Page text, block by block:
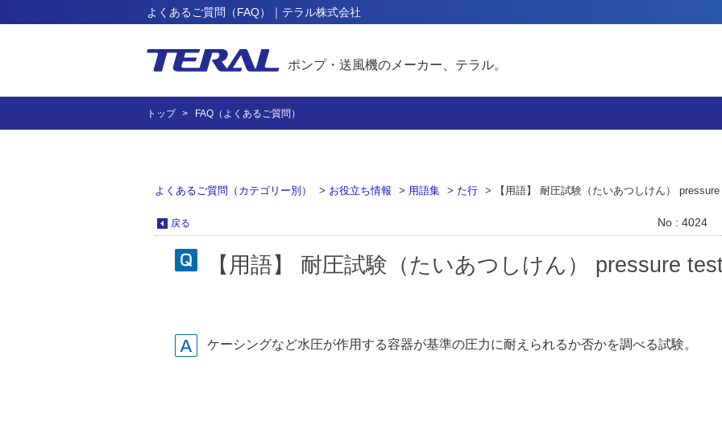
よくあるご質問（FAQ）｜テラル株式会社
ポンプ・送風機のメーカー、テラル。
トップ FAQ（よくあるご質問）
よくあるご質問（カテゴリー別） > お役立ち情報 > 用語集 > た行 > 【用語】 耐圧試験（たいあつしけん）
戻る No : 4024
【用語】 耐圧試験（たいあつしけん） pressure
ケーシングなど水圧が作用する容器が基準の圧力に耐えられるか否かを調べる試験。